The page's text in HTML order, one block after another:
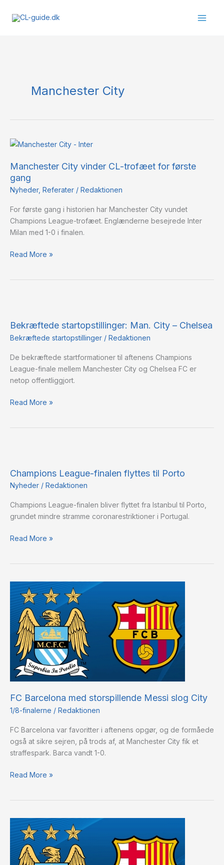
Manchester City
Manchester City vinder CL-trofæet for første
gang
Nyheder, Referater / Redaktionen
For første gang i historien har Manchester City vundet
Champions League-trofæet. Englænderne besejrede Inter
Milan med 1-0 i finalen.
Manchester
vinder
CL-
trofæet
første
gang
Read More »
Bekræftede startopstillinger: Man. City – Chelsea
Bekræftede startopstillinger / Redaktionen
De bekræftede startformationer til aftenens Champions
League-finale mellem Manchester City og Chelsea FC er
netop offentliggjort.
Man.
City
Chelsea
Read More »
Champions League-finalen flyttes til Porto
Nyheder / Redaktionen
Champions League-finalen bliver flyttet fra Istanbul til Porto,
grundet mindre stramme coronarestriktioner i Portugal.
finalen
flyttes
Porto
Read More »
FC Barcelona med storspillende Messi slog City
1/8-finalerne / Redaktionen
FC Barcelona var favoritter i aftenens opgør, og de formåede
også at sikre sejren, på trods af, at Manchester City fik et
straffespark. Barca vandt 1-0.
Barcelona
med
storspillende
Messi
slog
City
Read More »
Bekræftede
startopstillinger:
FC
Barcelona